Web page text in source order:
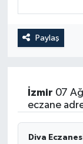
Paylaş
İzmir 07
eczane
Diva